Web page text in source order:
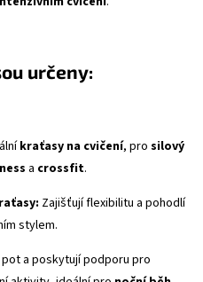
určeny:
kraťasy na cvičení, pro silový
a crossfit.
Zajišťují flexibilitu a pohodlí
stylem.
a poskytují podporu pro